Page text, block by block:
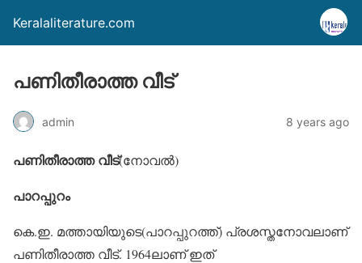
Keralaliterature.com
പണിതീരാത്ത വീട്
admin 8 years ago
പണിതീരാത്ത വീട്(നോവല്‍)
പാറപ്പുറം
കെ.ഇ. മത്തായിയുടെ(പാറപ്പുറത്ത്) പ്രശസ്തനോവലാണ്
പണിതീരാത്ത വീട്. 1964ലാണ് ഇത്